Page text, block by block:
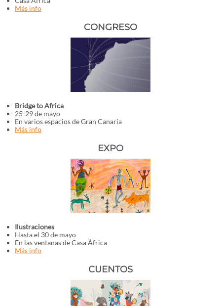
Más info
CONGRESO
Bridge to Africa
25-29 de mayo
En varios espacios de Gran Canaria
Más info
EXPO
Ilustraciones
Hasta el 30 de mayo
En las ventanas de Casa África
Más info
CUENTOS